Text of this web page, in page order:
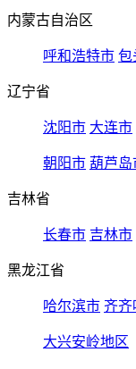
内蒙古自治区
呼和浩特市 包
辽宁省
沈阳市 大连市
朝阳市 葫芦岛
吉林省
长春市 吉林市
黑龙江省
哈尔滨市 齐齐
大兴安岭地区